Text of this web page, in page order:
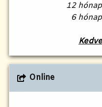
12
6
Online